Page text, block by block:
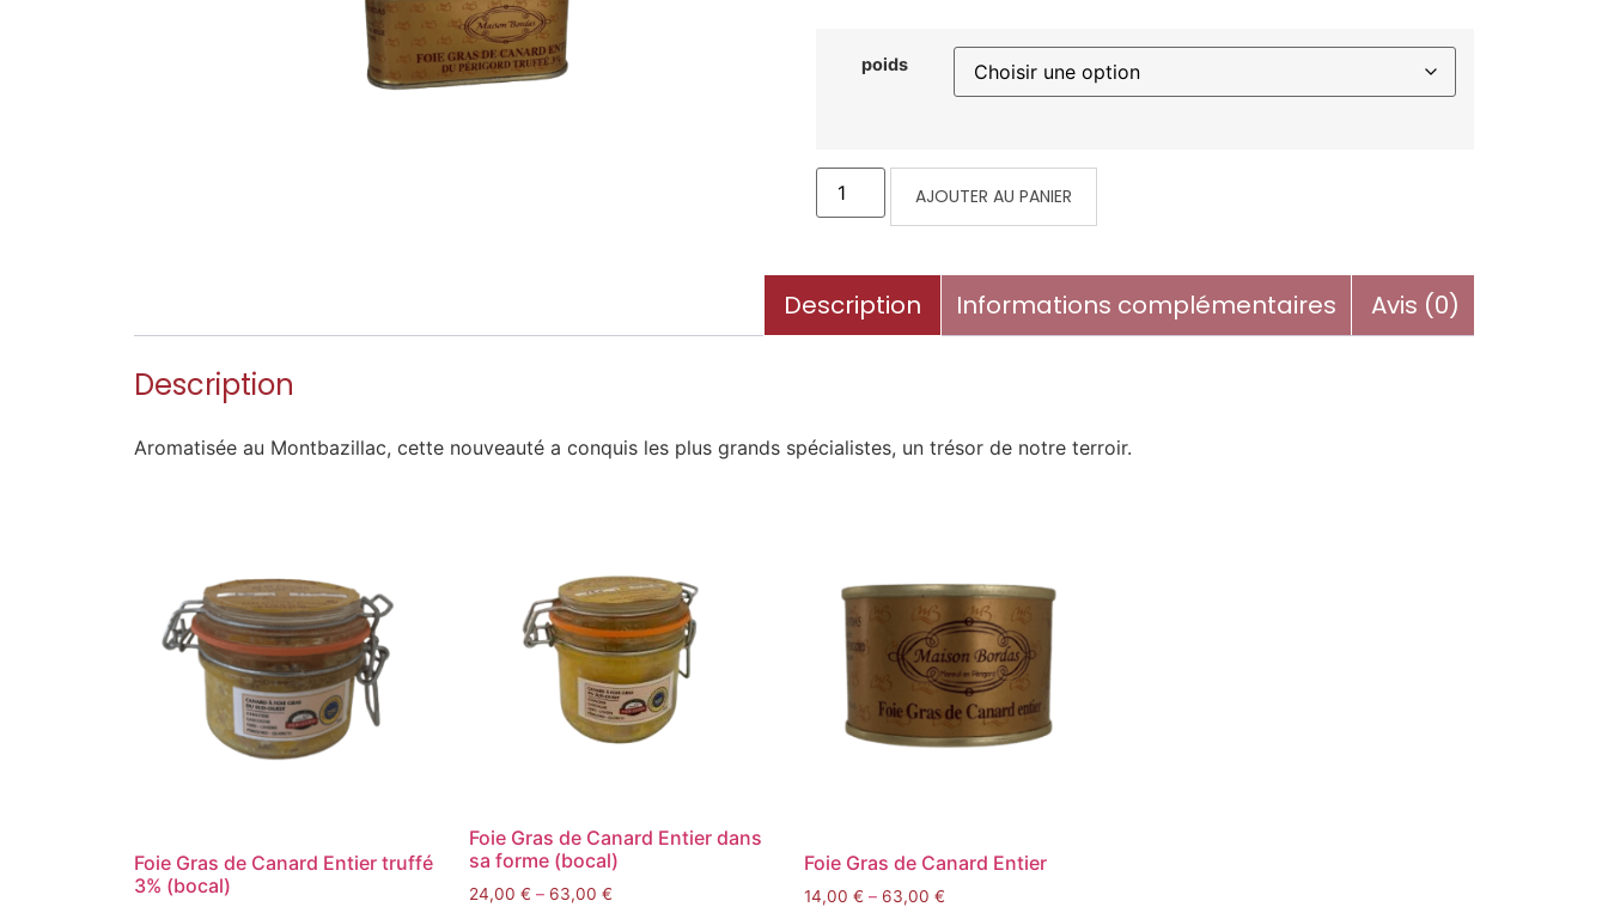
poids
AJOUTER AU PANIER
Description Informations complémentaires Avis (0)
Description
Aromatisée au Montbazillac, cette nouveauté a conquis les plus grands spécialistes, un trésor de notre terroir.
Foie Gras de Canard Entier truffé
3% (bocal)
Foie Gras de Canard Entier dans
sa forme (bocal)
24,00 € – 63,00 €
Foie Gras de Canard Entier
14,00 € – 63,00 €